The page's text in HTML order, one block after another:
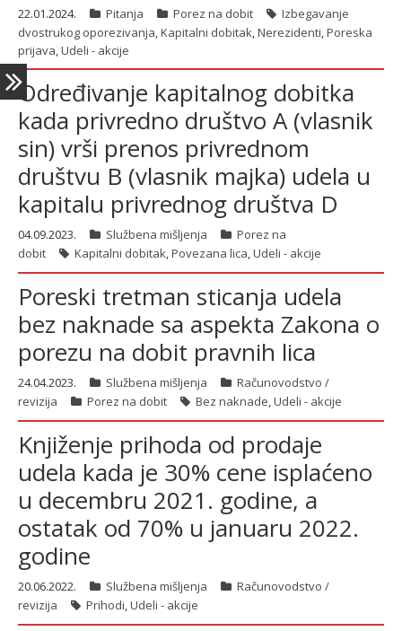
22.01.2024. Pitanja Porez na dobit
Izbegavanje
dvostrukog oporezivanja,Kapitalni dobitak,Nerezidenti,Poreska
prijava,Udeli - akcije
Određivanje kapitalnog dobitka
kada privredno društvo A (vlasnik
sin) vrši prenos privrednom
društvu B (vlasnik majka) udela u
kapitalu privrednog društva D
04.09.2023. Službena mišljenja
Porez na
dobit
Kapitalni dobitak,Povezana lica,Udeli - akcije
Poreski tretman sticanja udela
bez naknade sa aspekta Zakona o
porezu na dobit pravnih lica
24.04.2023. Službena mišljenja
Računovodstvo /
revizija
Porez na dobit Bez naknade,Udeli - akcije
Knjiženje prihoda od prodaje
udela kada je 30% cene isplaćeno
u decembru 2021. godine, a
ostatak od 70% u januaru 2022.
godine
20.06.2022. Službena mišljenja
Računovodstvo /
revizija
Prihodi,Udeli - akcije